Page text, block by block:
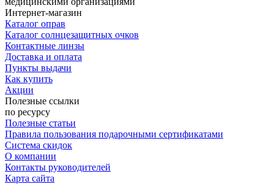
Интернет-магазин
Каталог оправ
Каталог солнцезащитных очков
Контактные линзы
Доставка и оплата
Пункты выдачи
Как купить
Акции
Полезные ссылки
по ресурсу
Полезные статьи
Правила пользования подарочными сертификатами
Система скидок
О компании
Контакты руководителей
Карта сайта